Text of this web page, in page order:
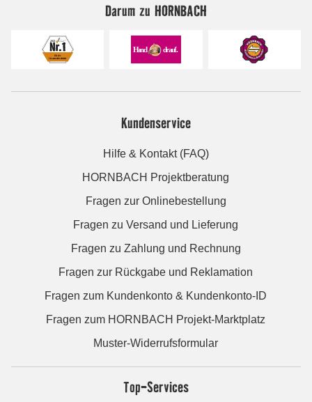
Darum zu HORNBACH
Kundenservice
Hilfe & Kontakt (FAQ)
HORNBACH Projektberatung
Fragen zur Onlinebestellung
Fragen zu Versand und Lieferung
Fragen zu Zahlung und Rechnung
Fragen zur Rückgabe und Reklamation
Fragen zum Kundenkonto & Kundenkonto-ID
Fragen zum HORNBACH Projekt-Marktplatz
Muster-Widerrufsformular
Top-Services